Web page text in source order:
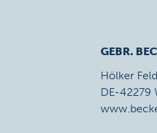
GEBR.
Hölker
DE-42279